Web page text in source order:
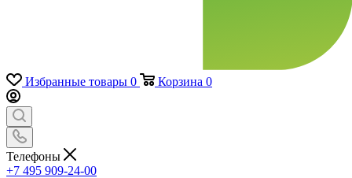
Избранные товары 0 Корзина 0
Телефоны
+7 495 909-24-00